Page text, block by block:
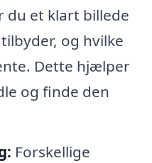
du et klart billede
og hvilke
Dette hjælper
og finde den
Forskellige